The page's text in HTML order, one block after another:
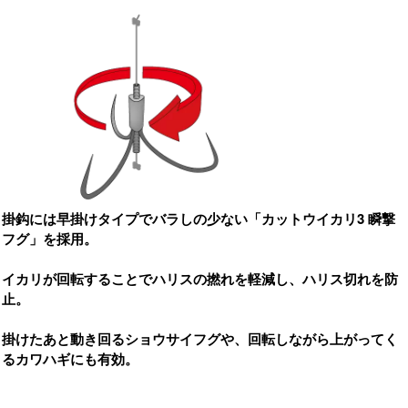
掛鈎には早掛けタイプでバラしの少ない「カットウイカリ3 瞬撃
フグ」を採用。
イカリが回転することでハリスの撚れを軽減し、ハリス切れを防
止。
掛けたあと動き回るショウサイフグや、回転しながら上がってく
るカワハギにも有効。